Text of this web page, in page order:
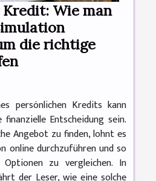
Wie man
die richtige
persönlichen Kredits kann
Entscheidung sein.
Angebot zu finden, lohnt es
online durchzuführen und so
Optionen zu vergleichen. In
der Leser, wie eine solche